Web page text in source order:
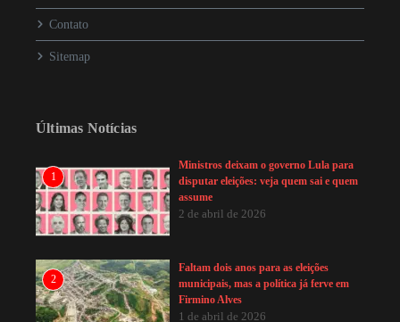
Contato
Sitemap
Últimas Notícias
1
Ministros deixam o governo Lula para
disputar eleições: veja quem sai e quem
assume
2 de abril de 2026
2
Faltam dois anos para as eleições
municipais, mas a política já ferve em
Firmino Alves
1 de abril de 2026